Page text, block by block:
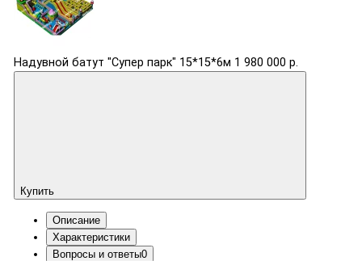
Надувной батут "Супер парк" 15*15*6м 1 980 000 р.
Купить
Описание
Характеристики
Вопросы и ответы0